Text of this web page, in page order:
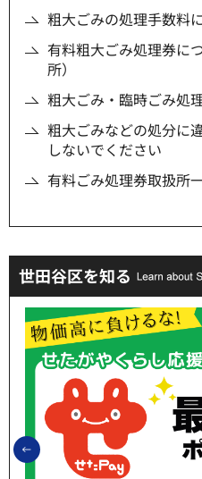
粗大ごみの処理手数料
有料粗大ごみ処理券に
所）
粗大ごみ・臨時ごみ処
粗大ごみなどの処分に
しないでください
有料ごみ処理券取扱所
世田谷区を知る
前のスライドを表示